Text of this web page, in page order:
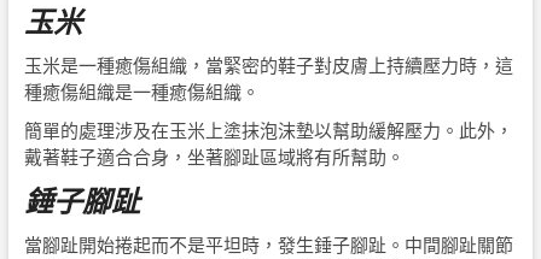
玉米
玉米是一種癒傷組織，當緊密的鞋子對皮膚上持續壓力時，這
種癒傷組織是一種癒傷組織。
簡單的處理涉及在玉米上塗抹泡沫墊以幫助緩解壓力。此外，
戴著鞋子適合合身，坐著腳趾區域將有所幫助。
錘子腳趾
當腳趾開始捲起而不是平坦時，發生錘子腳趾。中間腳趾關節